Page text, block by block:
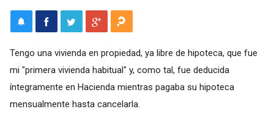
Tengo una vivienda en propiedad, ya libre de hipoteca, que fue
mi "primera vivienda habitual" y, como tal, fue deducida
íntegramente en Hacienda mientras pagaba su hipoteca
mensualmente hasta cancelarla.